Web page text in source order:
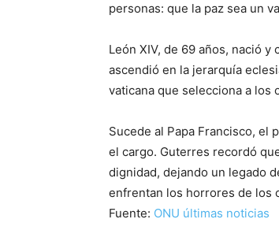
personas: que la paz sea un
León XIV, de 69 años, nació
ascendió en la jerarquía
vaticana que selecciona a los
Sucede al Papa Francisco, el
el cargo. Guterres recordó
dignidad, dejando un legado
enfrentan los horrores de los
Fuente: ONU últimas noticias